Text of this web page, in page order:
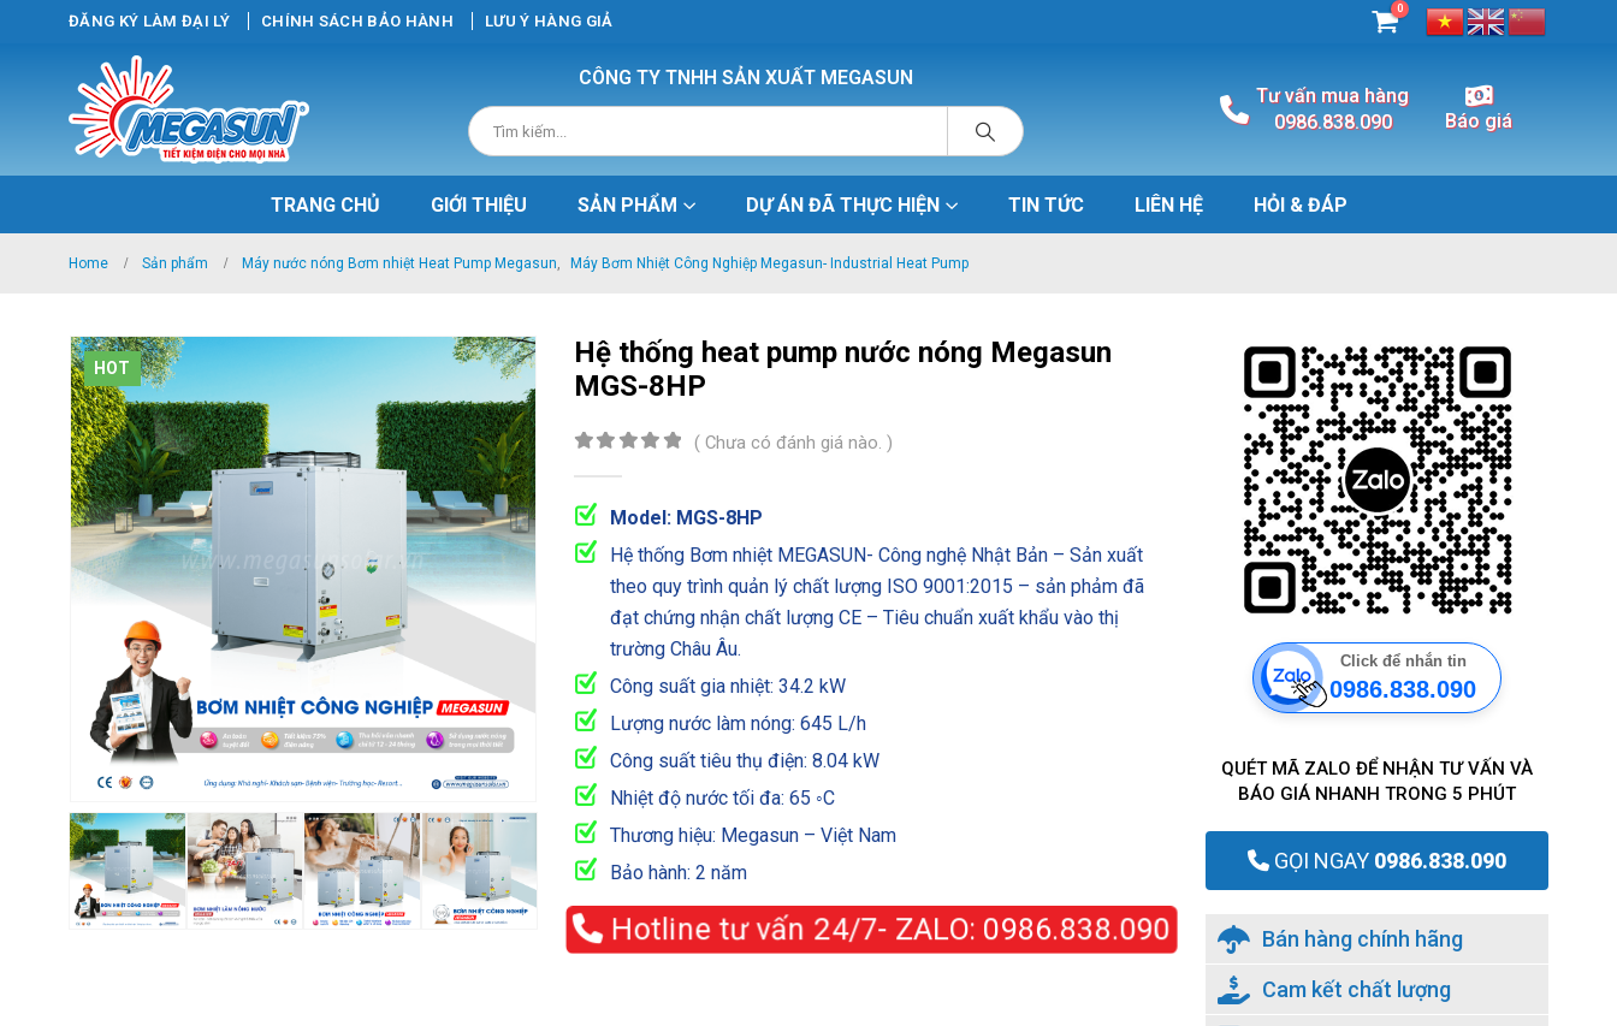
ĐĂNG KÝ LÀM ĐẠI LÝ CHÍNH SÁCH BẢO HÀNH LƯU Ý HÀNG GIẢ
0
CÔNG TY TNHH SẢN XUẤT MEGASUN
Tư vấn mua hàng
0986.838.090
Báo giá
TRANG CHỦ GIỚI THIỆU SẢN PHẨM DỰ ÁN ĐÃ THỰC HIỆN TIN TỨC LIÊN HỆ HỎI & ĐÁP
Home Sản phẩm Máy nước nóng Bơm nhiệt Heat Pump Megasun, Máy Bơm Nhiệt Công Nghiệp Megasun- Industrial Heat Pump
HOT
Hệ thống heat pump nước nóng Megasun
MGS-8HP
( Chưa có đánh giá nào. )
Model: MGS-8HP
Hệ thống Bơm nhiệt MEGASUN- Công nghệ Nhật Bản – Sản xuất
theo quy trình quản lý chất lượng ISO 9001:2015 – sản phảm đã
đạt chứng nhận chất lượng CE – Tiêu chuẩn xuất khẩu vào thị
trường Châu Âu.
Công suất gia nhiệt: 34.2 kW
Lượng nước làm nóng: 645 L/h
Công suất tiêu thụ điện: 8.04 kW
Nhiệt độ nước tối đa: 65 ◦C
Thương hiệu: Megasun – Việt Nam
Bảo hành: 2 năm
Hotline tư vấn 24/7- ZALO:0986.838.090
Click để nhắn tin
0986.838.090
QUÉT MÃ ZALO ĐỂ NHẬN TƯ VẤN VÀ
BÁO GIÁ NHANH TRONG 5 PHÚT
GỌI NGAY 0986.838.090
Bán hàng chính hãng
Cam kết chất lượng